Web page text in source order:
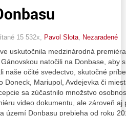
15 532x, Pavol Slota Nezaradené
uskutočnila medzinárodná
natočili na Donbase, aby
naše očité svedectvo, skutočné
Doneck, Mariupol, Avdejevka či
sa zúčastnilo množstvo
video dokumentu, ale zároveň aj
území Donbasu prebieha od roku